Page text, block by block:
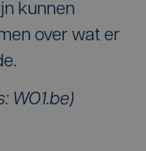
kunnen
over wat er
WO1.be)